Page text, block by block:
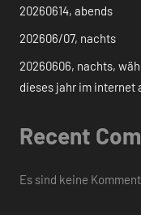
20260614, abends
202606/07, nachts
20260606, nachts,
dieses jahr im internet
Recent
Es sind keine